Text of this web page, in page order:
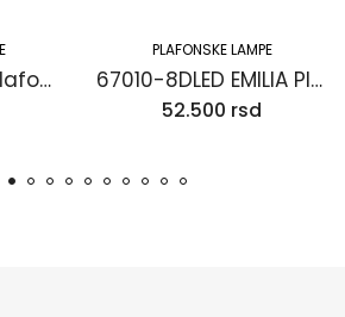
56133-3W RIHA Plafonska lampa
PLAFONSKE LAMPE
67010-8DLED EMILIA Plafonska lampa
52.500 rsd